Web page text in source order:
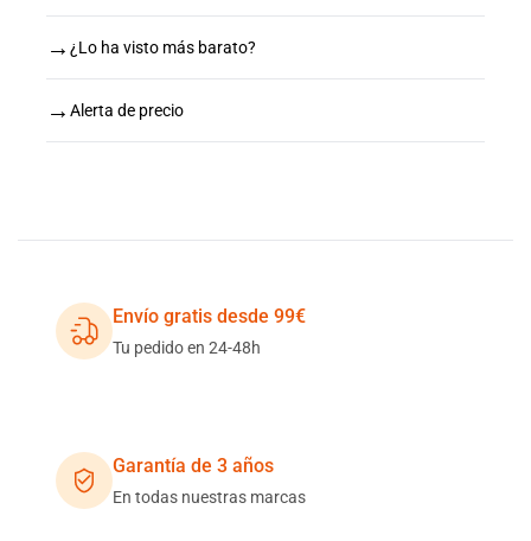
→ ¿Lo ha visto más barato?
→ Alerta de precio
Envío gratis desde 99€
Tu pedido en 24-48h
Garantía de 3 años
En todas nuestras marcas